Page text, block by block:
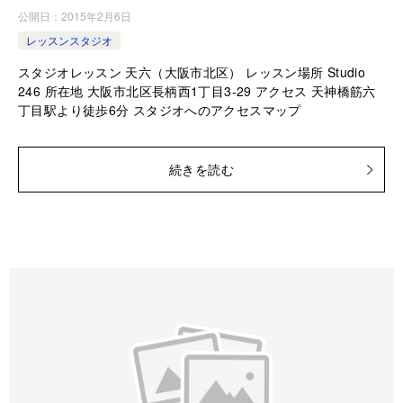
公開日： 2015年2月6日
レッスンスタジオ
スタジオレッスン 天六（大阪市北区） レッスン場所 Studio
246 所在地 大阪市北区長柄西1丁目3-29 アクセス 天神橋筋六
丁目駅より徒歩6分 スタジオへのアクセスマップ
続きを読む